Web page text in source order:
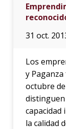
31 oct.
Los
y
octubre
distinguen
capacidad
la calidad